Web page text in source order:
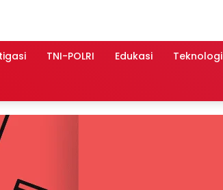
TNI-POLRI Edukasi Teknologi